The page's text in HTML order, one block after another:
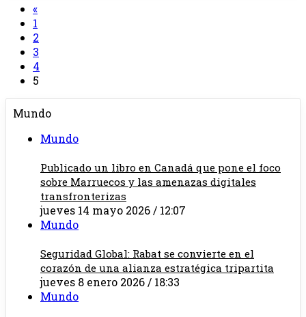
«
1
2
3
4
5
Mundo
Mundo
Publicado un libro en Canadá que pone el foco
sobre Marruecos y las amenazas digitales
transfronterizas
jueves 14 mayo 2026 / 12:07
Mundo
Seguridad Global: Rabat se convierte en el
corazón de una alianza estratégica tripartita
jueves 8 enero 2026 / 18:33
Mundo